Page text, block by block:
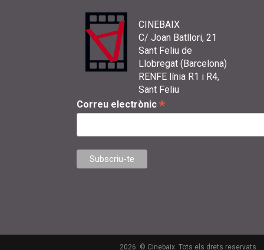
CINEBAIX
C/ Joan Batllori, 21
Sant Feliu de
Llobregat (Barcelona)
RENFE línia R1 i R4,
Sant Feliu
Correu electrònic *
2026. © Cinebaix. Tots els drets reservats.